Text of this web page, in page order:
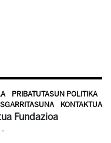
PRIBATUTASUN POLITIKA
KONTAKTUA
Fundazioa